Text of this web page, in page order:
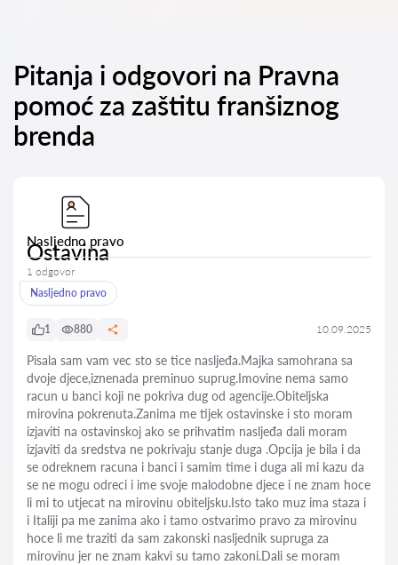
Pitanja i odgovori na Pravna
pomoć za zaštitu franšiznog
brenda
Nasljedno pravo
Ostavina
1 odgovor
Nasljedno pravo
1 880 10.09.2025
Pisala sam vam vec sto se tice nasljeđa.Majka samohrana sa
dvoje djece,iznenada preminuo suprug.Imovine nema samo
racun u banci koji ne pokriva dug od agencije.Obiteljska
mirovina pokrenuta.Zanima me tijek ostavinske i sto moram
izjaviti na ostavinskoj ako se prihvatim nasljeđa dali moram
izjaviti da sredstva ne pokrivaju stanje duga .Opcija je bila i da
se odreknem racuna i banci i samim time i duga ali mi kazu da
se ne mogu odreci i ime svoje malodobne djece i ne znam hoce
li mi to utjecat na mirovinu obiteljsku.Isto tako muz ima staza i
i Italiji pa me zanima ako i tamo ostvarimo pravo za mirovinu
hoce li me traziti da sam zakonski nasljednik supruga za
mirovinu jer ne znam kakvi su tamo zakoni.Dali se moram